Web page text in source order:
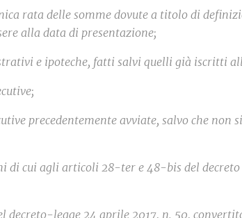
rata delle somme dovute a titolo di
alla data di presentazione;
e ipoteche, fatti salvi quelli già iscritti
precedentemente avviate, salvo che
di cui agli articoli 28-ter e 48-bis del decreto
legge 24 aprile 2017, n. 50,